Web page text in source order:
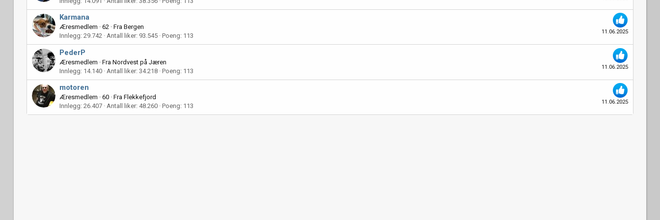
11.06.2025
Karmana
Æresmedlem · 62 · Fra Bergen
Innlegg 29.742 Antall liker 93.545 Poeng 113
11.06.2025
PederP
Æresmedlem · Fra Nordvest på Jæren
Innlegg 14.140 Antall liker 34.218 Poeng 113
11.06.2025
motoren
Æresmedlem · 60 · Fra Flekkefjord
Innlegg 26.407 Antall liker 48.260 Poeng 113